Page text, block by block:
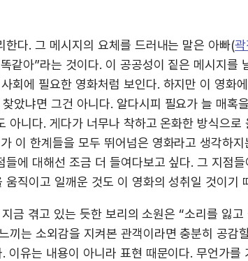
다. 그 메시지의 요체를 드러내는 말은 아빠(
같아”라는 것이다. 이 공공성이 짙은 메시지를
회에 필요한 영화처럼 보인다. 하지만 이 영화
았냐면 그건 아니다. 알다시피 필요가 늘 매혹
아니다. 게다가 너무나 착하고 온화한 방식으로
이 한계들을 모두 뛰어넘은 영화라고 생각하
에 대해선 조금 더 들여다보고 싶다. 그 지점
직이고 일깨운 것도 이 영화의 성취일 것이기
금 겪고 있는 듯한 보리의 소원은 “소리를 잃
끼는 소외감을 지켜본 관객이라면 충분히 공감
이유는 내용이 아니라 표현 때문이다. 무언가를